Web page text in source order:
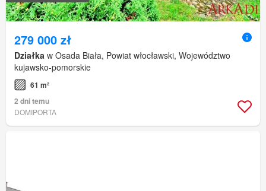
279 000 zł
Działka w Osada Biała, Powiat włocławski, Województwo
kujawsko-pomorskie
61 m²
2 dni temu
DOMIPORTA